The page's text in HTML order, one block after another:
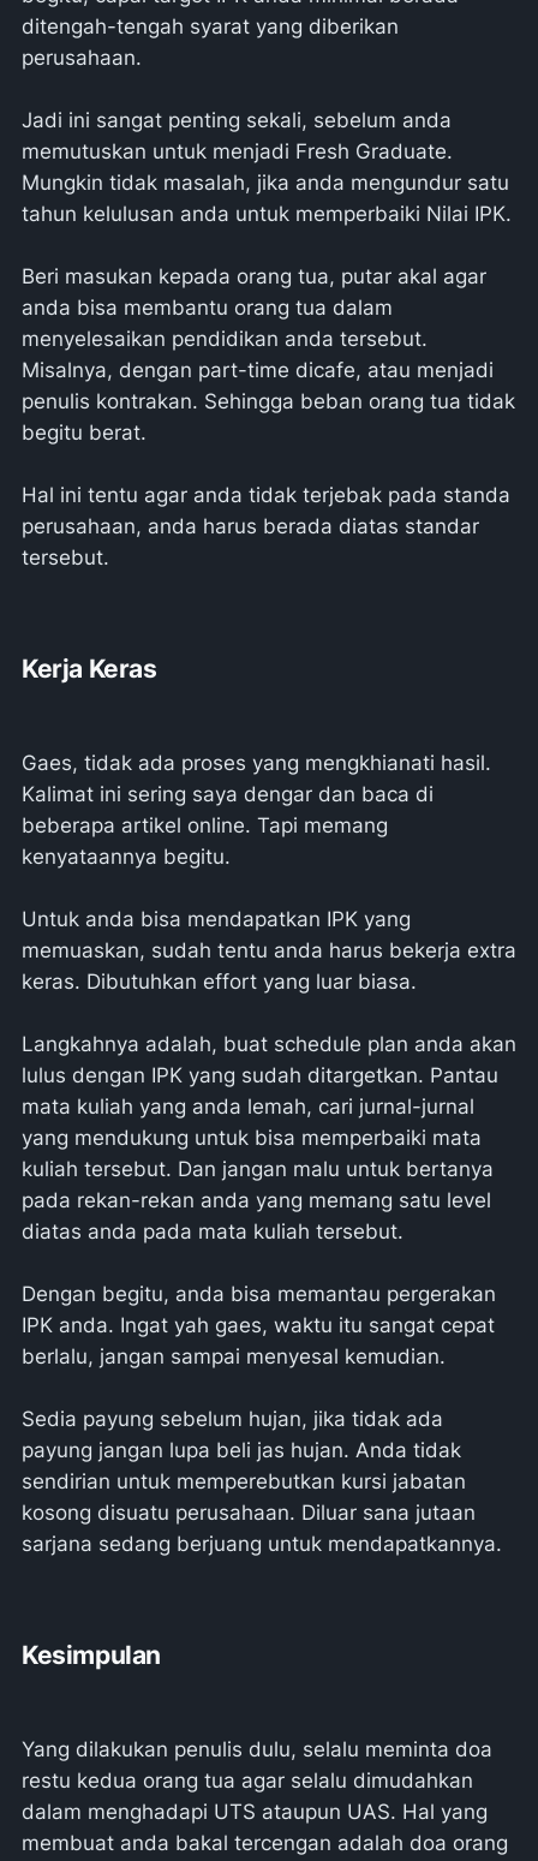
ditengah-tengah syarat yang diberikan
perusahaan.
Jadi ini sangat penting sekali, sebelum anda
memutuskan untuk menjadi Fresh Graduate.
Mungkin tidak masalah, jika anda mengundur satu
tahun kelulusan anda untuk memperbaiki Nilai IPK.
Beri masukan kepada orang tua, putar akal agar
anda bisa membantu orang tua dalam
menyelesaikan pendidikan anda tersebut.
Misalnya, dengan part-time dicafe, atau menjadi
penulis kontrakan. Sehingga beban orang tua tidak
begitu berat.
Hal ini tentu agar anda tidak terjebak pada standa
perusahaan, anda harus berada diatas standar
tersebut.
Kerja Keras
Gaes, tidak ada proses yang mengkhianati hasil.
Kalimat ini sering saya dengar dan baca di
beberapa artikel online. Tapi memang
kenyataannya begitu.
Untuk anda bisa mendapatkan IPK yang
memuaskan, sudah tentu anda harus bekerja extra
keras. Dibutuhkan effort yang luar biasa.
Langkahnya adalah, buat schedule plan anda akan
lulus dengan IPK yang sudah ditargetkan. Pantau
mata kuliah yang anda lemah, cari jurnal-jurnal
yang mendukung untuk bisa memperbaiki mata
kuliah tersebut. Dan jangan malu untuk bertanya
pada rekan-rekan anda yang memang satu level
diatas anda pada mata kuliah tersebut.
Dengan begitu, anda bisa memantau pergerakan
IPK anda. Ingat yah gaes, waktu itu sangat cepat
berlalu, jangan sampai menyesal kemudian.
Sedia payung sebelum hujan, jika tidak ada
payung jangan lupa beli jas hujan. Anda tidak
sendirian untuk memperebutkan kursi jabatan
kosong disuatu perusahaan. Diluar sana jutaan
sarjana sedang berjuang untuk mendapatkannya.
Kesimpulan
Yang dilakukan penulis dulu, selalu meminta doa
restu kedua orang tua agar selalu dimudahkan
dalam menghadapi UTS ataupun UAS. Hal yang
membuat anda bakal tercengan adalah doa orang